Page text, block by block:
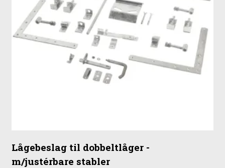
Lågebeslag til dobbeltlåger -
m/justérbare stabler